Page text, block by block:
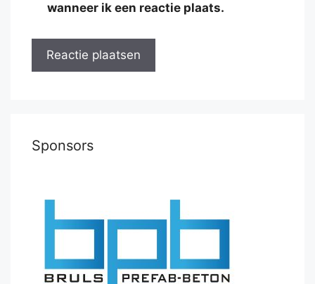
wanneer ik een reactie plaats.
Sponsors